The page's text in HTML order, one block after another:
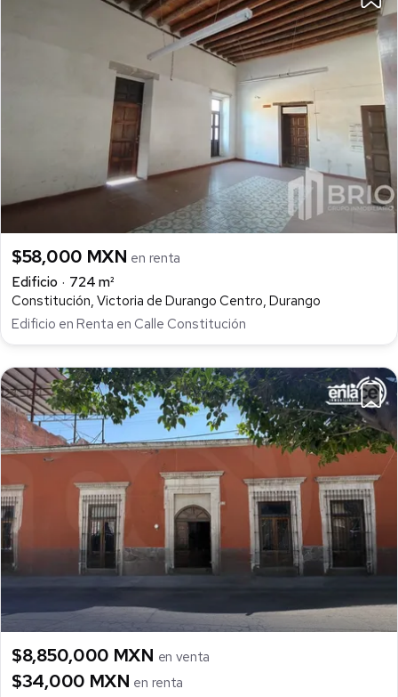
$58,000 MXN en renta
Edificio
724 m²
Constitución, Victoria de Durango Centro, Durango
Edificio en Renta en Calle Constitución
$8,850,000 MXN en venta
$34,000 MXN en renta